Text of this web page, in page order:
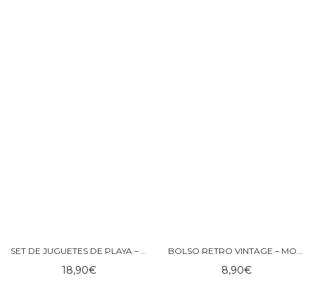
SET DE JUGUETES DE PLAYA – MONËKKA
18,90€
BOLSO RETRO VINTAGE – MONNËKA
8,90€